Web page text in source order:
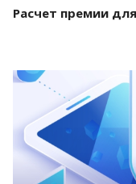
Расчет премии